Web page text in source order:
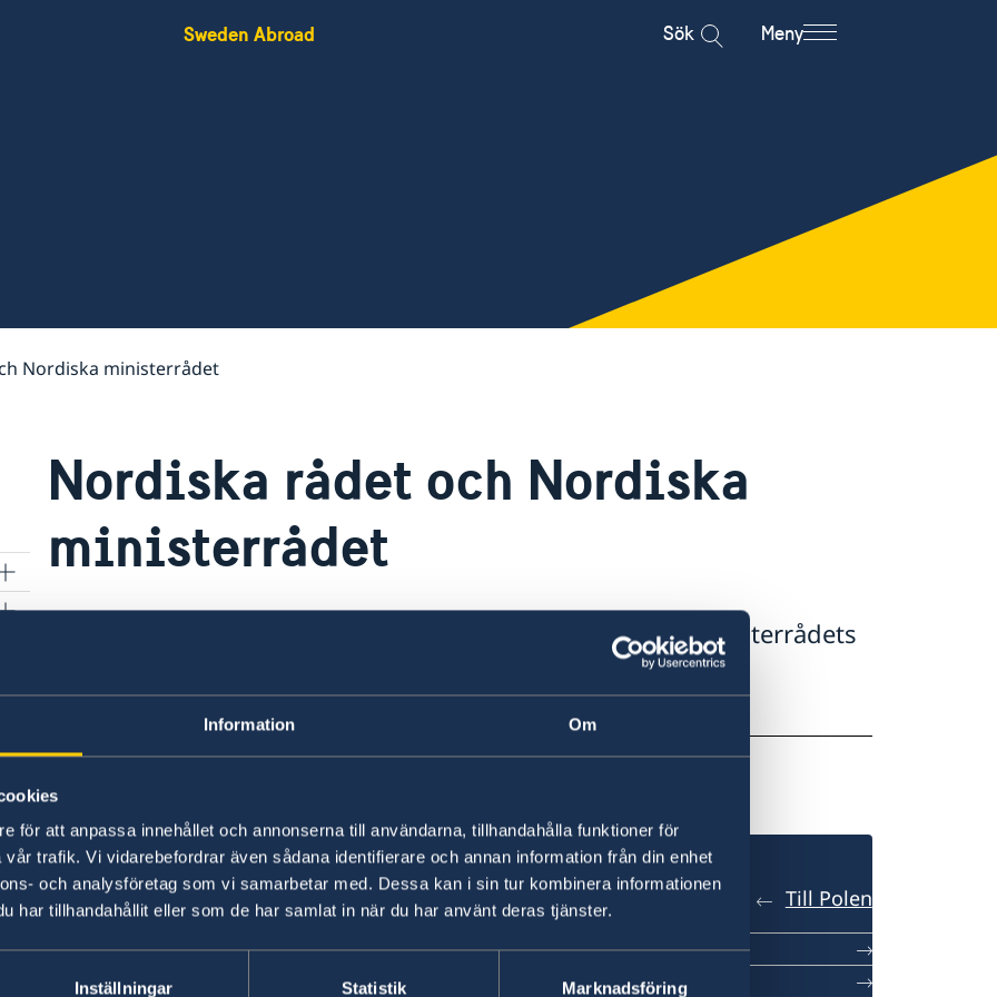
Information Om
för att anpassa innehållet och annonserna till användarna, tillhandahålla funktioner för
trafik. Vi vidarebefordrar även sådana identifierare och annan information från din enhet
och analysföretag som vi samarbetar med. Dessa kan i sin tur kombinera informationen
har tillhandahållit eller som de har samlat in när du har använt deras tjänster.
Inställningar Statistik Marknadsföring
Sweden Abroad Sök Meny
Nordiska ministerrådet
Nordiska rådet och Nordiska
ministerrådet
Här kan du läsa om bl.a. Nordiska rådets och Nordiska ministerrådets
http://www.norden.org/sv
Senast uppdaterad 27 feb. 2018, 14.45
Utvecklingssamarbete
Till Polen
Nordiska rådet och Nordiska ministerrådet
Östersjöstaternas råd